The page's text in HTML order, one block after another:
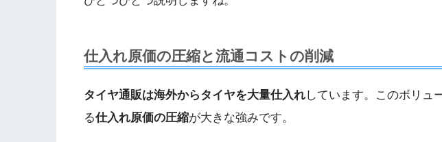
仕入れ原価の圧縮と流通コストの削減
タイヤ通販は海外からタイヤを大量仕入れしています。このボリュ
る仕入れ原価の圧縮が大きな強みです。